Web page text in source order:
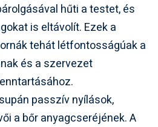
hűti a testet, és
is eltávolít. Ezek a
tehát létfontosságúak a
és a szervezet
passzív nyílások,
a bőr anyagcseréjének. A